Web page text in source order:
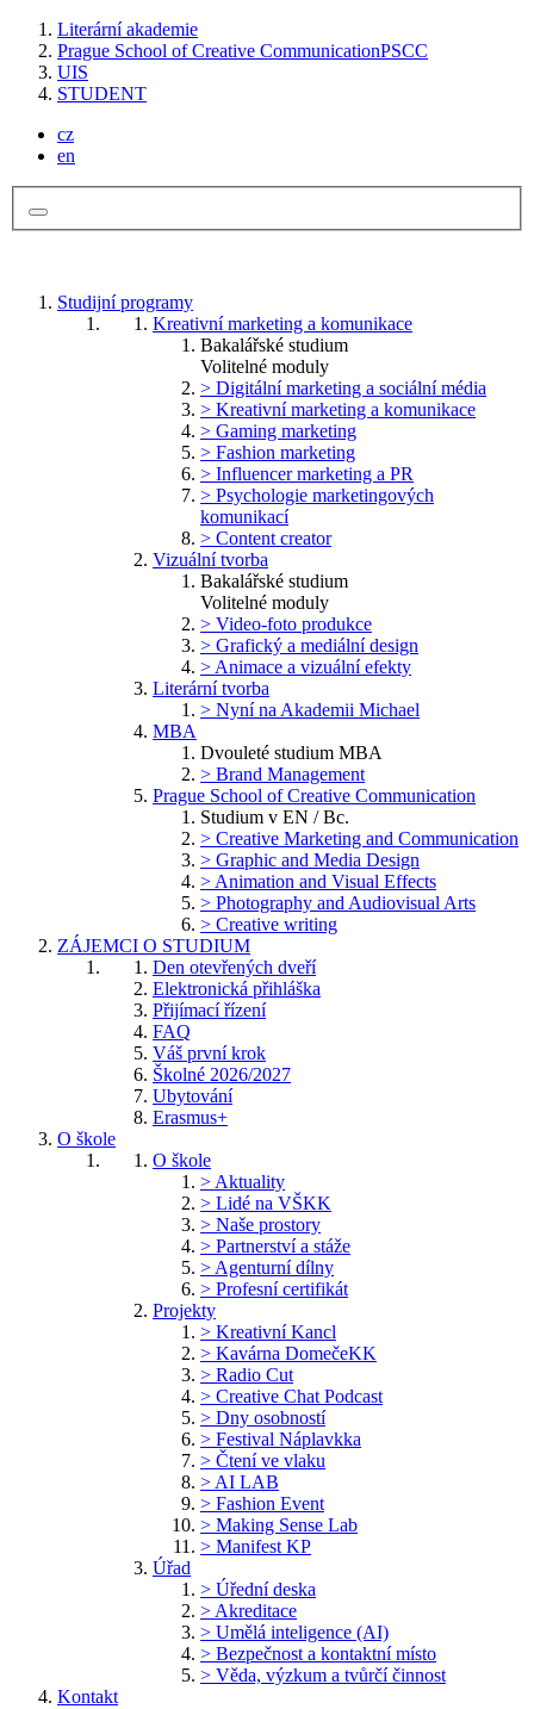
Literární akademie
Prague School of Creative CommunicationPSCC
UIS
STUDENT
cz
en
Studijní programy
Kreativní marketing a komunikace
Bakalářské studium
Volitelné moduly
> Digitální marketing a sociální média
> Kreativní marketing a komunikace
> Gaming marketing
> Fashion marketing
> Influencer marketing a PR
> Psychologie marketingových
komunikací
> Content creator
Vizuální tvorba
Bakalářské studium
Volitelné moduly
> Video-foto produkce
> Grafický a mediální design
> Animace a vizuální efekty
Literární tvorba
> Nyní na Akademii Michael
MBA
Dvouleté studium MBA
> Brand Management
Prague School of Creative Communication
Studium v EN / Bc.
> Creative Marketing and Communication
> Graphic and Media Design
> Animation and Visual Effects
> Photography and Audiovisual Arts
> Creative writing
ZÁJEMCI O STUDIUM
Den otevřených dveří
Elektronická přihláška
Přijímací řízení
FAQ
Váš první krok
Školné 2026/2027
Ubytování
Erasmus+
O škole
O škole
> Aktuality
> Lidé na VŠKK
> Naše prostory
> Partnerství a stáže
> Agenturní dílny
> Profesní certifikát
Projekty
> Kreativní Kancl
> Kavárna DomečeKK
> Radio Cut
> Creative Chat Podcast
> Dny osobností
> Festival Náplavkka
> Čtení ve vlaku
> AI LAB
> Fashion Event
> Making Sense Lab
> Manifest KP
Úřad
> Úřední deska
> Akreditace
> Umělá inteligence (AI)
> Bezpečnost a kontaktní místo
> Věda, výzkum a tvůrčí činnost
Kontakt